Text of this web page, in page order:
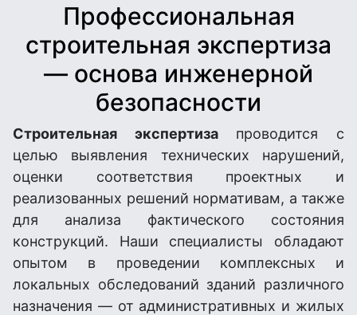
Профессиональная
строительная экспертиза
— основа инженерной
безопасности
Строительная экспертизапроводится с
целью выявления технических нарушений,
оценки соответствия проектных и
реализованных решений нормативам, а также
для анализа фактического состояния
конструкций. Наши специалисты обладают
опытом в проведении комплексных и
локальных обследований зданий различного
назначения — от административных и жилых